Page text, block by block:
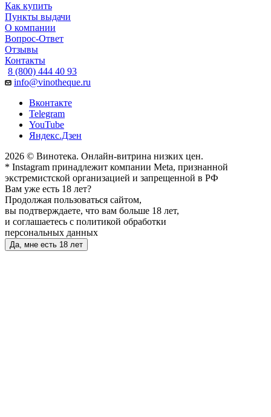
Как купить
Пункты выдачи
О компании
Вопрос-Ответ
Отзывы
Контакты
8 (800) 444 40 93
info@vinotheque.ru
Вконтакте
Telegram
YouTube
Яндекс.Дзен
2026 © Винотека. Онлайн-витрина низких цен.
* Instagram принадлежит компании Meta, признанной
экстремистской организацией и запрещенной в РФ
Вам уже есть 18 лет?
Продолжая пользоваться сайтом,
вы подтверждаете, что вам больше 18 лет,
и соглашаетесь с политикой обработки
персональных данных
Да, мне есть 18 лет